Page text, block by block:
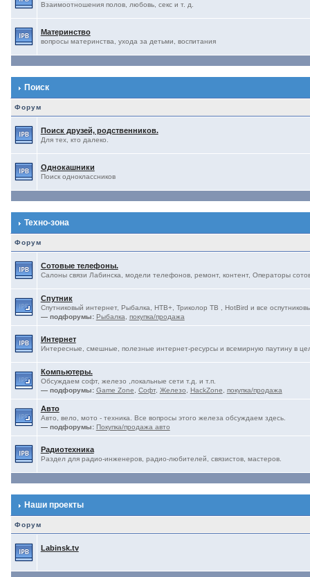
Взаимоотношения полов, любовь, секс и т. д.
Материнство
вопросы материнства, ухода за детьми, воспитания
Поиск
Форум
Поиск друзей, родственников.
Для тех, кто далеко.
Однокашники
Поиск одноклассников
Техно-зона
Форум
Сотовые телефоны.
Салоны связи Лабинска, модели телефонов, ремонт, контент, Операторы
Спутник
Спутниковый интернет, Рыбалка, НТВ+, Триколор ТВ , HotBird и все
— подфорумы: Рыбалка покупка/продажа
Интернет
Интересные, смешные, полезные интернет-ресурсы и всемирную паутину в
Компьютеры.
Обсуждаем софт, железо ,локальные сети т.д. и т.п.
— подфорумы: Game Zone Софт, Железо HackZone покупка/продажа
Авто
Авто, вело, мото - техника. Все вопросы этого железа обсуждаем здесь.
— подфорумы: Покупка/продажа авто
Радиотехника
Раздел для радио-инженеров, радио-любителей, связистов, мастеров.
Наши проекты
Форум
Labinsk.tv